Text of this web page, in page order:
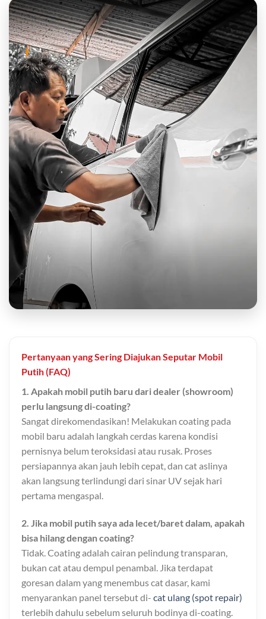
Pertanyaan yang Sering Diajukan Seputar Mobil
Putih (FAQ)
1. Apakah mobil putih baru dari dealer (showroom)
perlu langsung di-coating?
Sangat direkomendasikan! Melakukan coating pada
mobil baru adalah langkah cerdas karena kondisi
pernisnya belum teroksidasi atau rusak. Proses
persiapannya akan jauh lebih cepat, dan cat aslinya
akan langsung terlindungi dari sinar UV sejak hari
pertama mengaspal.
2. Jika mobil putih saya ada lecet/baret dalam, apakah
bisa hilang dengan coating?
Tidak. Coating adalah cairan pelindung transparan,
bukan cat atau dempul penambal. Jika terdapat
goresan dalam yang menembus cat dasar, kami
menyarankan panel tersebut di- cat ulang (spot repair)
terlebih dahulu sebelum seluruh bodinya di-coating.